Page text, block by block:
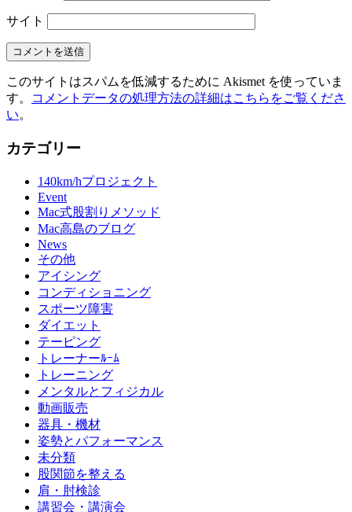
サイト
このサイトはスパムを低減するために Akismet を使っていま
す。
コメントデータの処理方法の詳細はこちらをご覧くださ
い。
カテゴリー
140km/hプロジェクト
Event
Mac式股割りメソッド
Mac高島のブログ
News
その他
アイシング
コンディショニング
スポーツ障害
ダイエット
テーピング
トレーナーﾙｰﾑ
トレーニング
メンタルとフィジカル
動画販売
器具・機材
姿勢とパフォーマンス
未分類
股関節を整える
肩・肘検診
講習会・講演会